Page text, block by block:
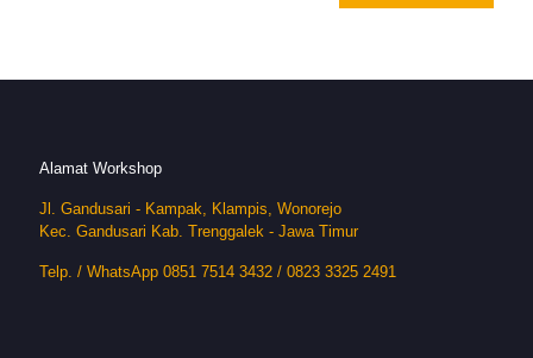
Alamat Workshop
Jl. Gandusari - Kampak, Klampis, Wonorejo
Kec. Gandusari Kab. Trenggalek - Jawa Timur
Telp. / WhatsApp 0851 7514 3432 / 0823 3325 2491